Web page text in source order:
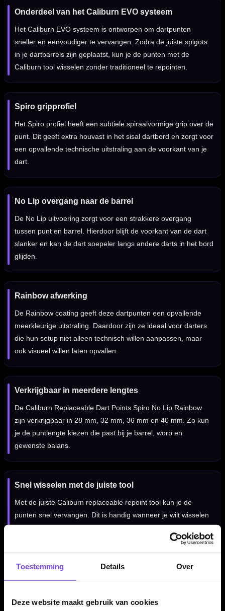
Toestemming Details Over
Deze website maakt gebruik van cookies
Onderdeel van het Caliburn EVO systeem
Het Caliburn EVO systeem is ontworpen om dartpunten
sneller en eenvoudiger te vervangen. Zodra de juiste spigots
in je dartbarrels zijn geplaatst, kun je de punten met de
Caliburn tool wisselen zonder traditioneel te repointen.
Spiro gripprofiel
Het Spiro profiel heeft een subtiele spiraalvormige grip over de
punt. Dit geeft extra houvast in het sisal dartbord en zorgt voor
een opvallende technische uitstraling aan de voorkant van je
dart.
No Lip overgang naar de barrel
De No Lip uitvoering zorgt voor een strakkere overgang
tussen punt en barrel. Hierdoor blijft de voorkant van de dart
slanker en kan de dart soepeler langs andere darts in het bord
glijden.
Rainbow afwerking
De Rainbow coating geeft deze dartpunten een opvallende
meerkleurige uitstraling. Daardoor zijn ze ideaal voor darters
die hun setup niet alleen technisch willen aanpassen, maar
ook visueel willen laten opvallen.
Verkrijgbaar in meerdere lengtes
De Caliburn Replaceable Dart Points Spiro No Lip Rainbow
zijn verkrijgbaar in 28 mm, 32 mm, 36 mm en 40 mm. Zo kun
je de puntlengte kiezen die past bij je barrel, worp en
gewenste balans.
Snel wisselen met de juiste tool
Met de juiste Caliburn replaceable repoint tool kun je de
punten snel vervangen. Dit is handig wanneer je wilt wisselen
tussen verschillende lengtes, gripprofielen of kleuren zonder
Voor steel tip darts en sisal dartborden